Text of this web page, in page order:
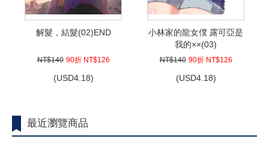
解髮，結髮(02)END
NT$140 90折 NT$126
(USD4.18)
小林家的龍女僕 露可亞是
我的××(03)
NT$140 90折 NT$126
(USD4.18)
最近瀏覽商品